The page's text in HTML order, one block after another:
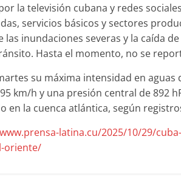
la televisión cubana y redes
servicios básicos y sectores
las inundaciones severas y la caída
Hasta el momento, no se
su máxima intensidad en
km/h y una presión central de 892
en la cuenca atlántica, según
latina.cu/2025/10/29/
oriente/